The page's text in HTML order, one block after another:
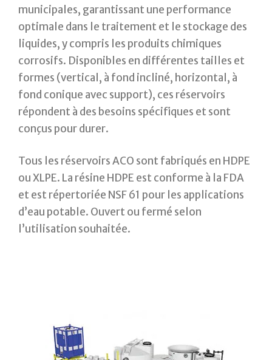
municipales, garantissant une performance
optimale dans le traitement et le stockage des
liquides, y compris les produits chimiques
corrosifs. Disponibles en différentes tailles et
formes (vertical, à fond incliné, horizontal, à
fond conique avec support), ces réservoirs
répondent à des besoins spécifiques et sont
conçus pour durer.
Tous les réservoirs ACO sont fabriqués en HDPE
ou XLPE. La résine HDPE est conforme à la FDA
et est répertoriée NSF 61 pour les applications
d’eau potable. Ouvert ou fermé selon
l’utilisation souhaitée.